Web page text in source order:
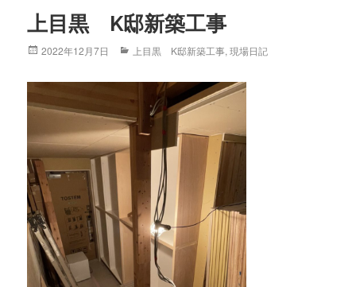
上目黒 K邸新築工事
Posted
2022年12月7日 Categories
上目黒 K邸新築工事,現場日記